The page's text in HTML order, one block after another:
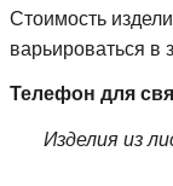
Стоимость
варьироваться в
Телефон для
Изделия из